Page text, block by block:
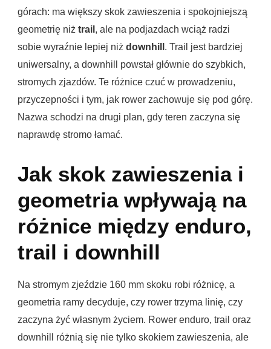
górach: ma większy skok zawieszenia i spokojniejszą
geometrię niż trail , ale na podjazdach wciąż radzi
sobie wyraźnie lepiej niż downhill . Trail jest bardziej
uniwersalny, a downhill powstał głównie do szybkich,
stromych zjazdów. Te różnice czuć w prowadzeniu,
przyczepności i tym, jak rower zachowuje się pod górę.
Nazwa schodzi na drugi plan, gdy teren zaczyna się
naprawdę stromo łamać.
Jak skok zawieszenia i
geometria wpływają na
różnice między enduro,
trail i downhill
Na stromym zjeździe 160 mm skoku robi różnicę, a
geometria ramy decyduje, czy rower trzyma linię, czy
zaczyna żyć własnym życiem. Rower enduro, trail oraz
downhill różnią się nie tylko skokiem zawieszenia, ale